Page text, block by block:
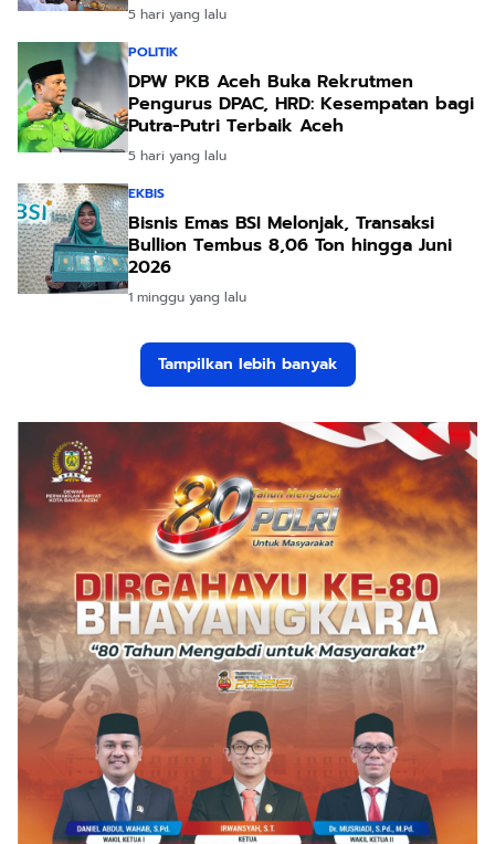
5 hari yang lalu
POLITIK
DPW PKB Aceh Buka Rekrutmen
Pengurus DPAC, HRD: Kesempatan bagi
Putra-Putri Terbaik Aceh
5 hari yang lalu
EKBIS
Bisnis Emas BSI Melonjak, Transaksi
Bullion Tembus 8,06 Ton hingga Juni
2026
1 minggu yang lalu
Tampilkan lebih banyak